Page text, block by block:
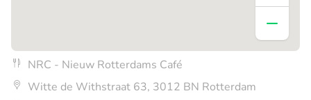
NRC - Nieuw Rotterdams Café
Witte de Withstraat 63, 3012 BN Rotterdam